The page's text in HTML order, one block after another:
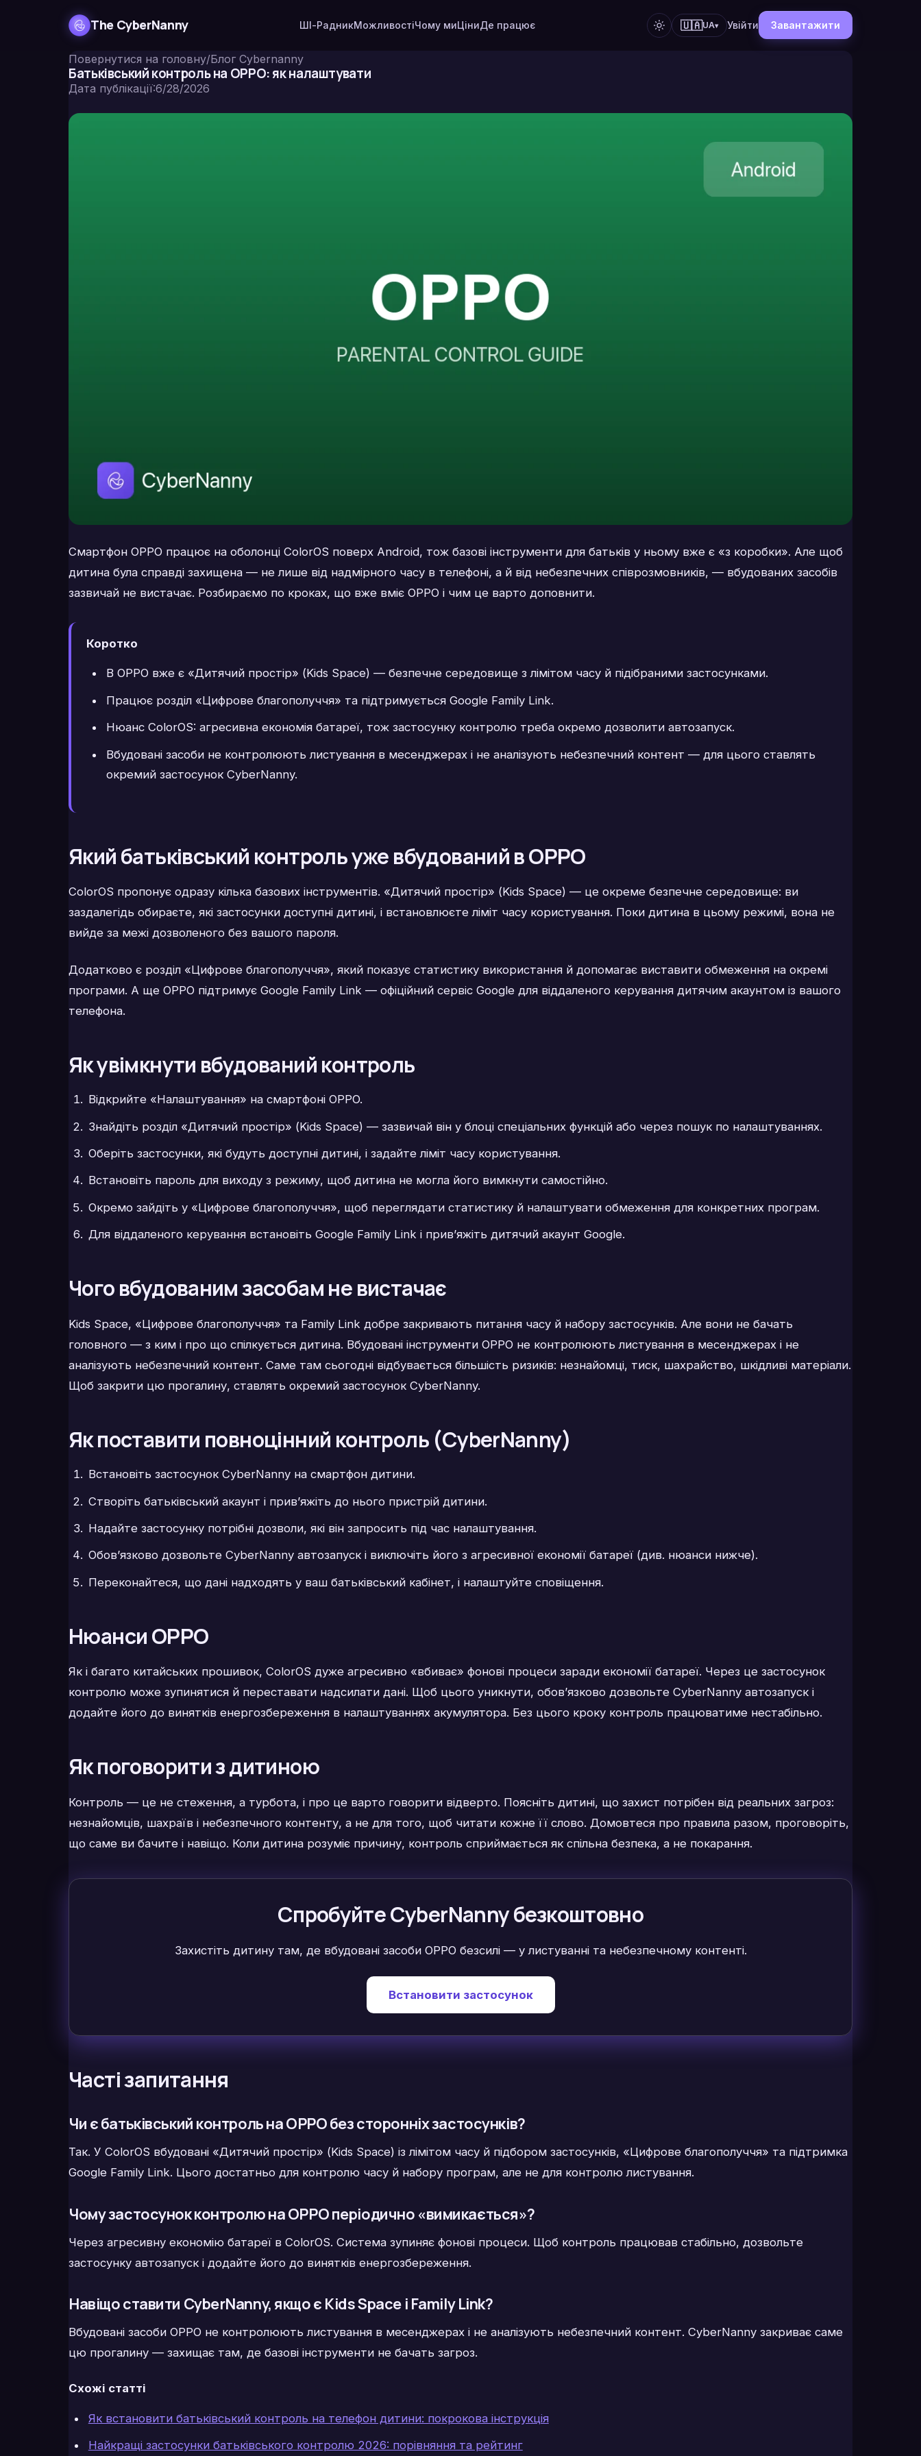
The CyberNanny ШІ-РадникМожливостіЧому миЦіниДе працює 🇺🇦UA▾ Увійти Завантажити
Повернутися на головну/Блог Cybernanny
Батьківський контроль на OPPO: як налаштувати
Дата публікації:6/28/2026
Смартфон OPPO працює на оболонці ColorOS поверх Android, тож базові інструменти для батьків у ньому вже є «з коробки». Але щоб
дитина була справді захищена — не лише від надмірного часу в телефоні, а й від небезпечних співрозмовників, — вбудованих засобів
зазвичай не вистачає. Розбираємо по кроках, що вже вміє OPPO і чим це варто доповнити.
Коротко
В OPPO вже є «Дитячий простір» (Kids Space) — безпечне середовище з лімітом часу й підібраними застосунками.
Працює розділ «Цифрове благополуччя» та підтримується Google Family Link.
Нюанс ColorOS: агресивна економія батареї, тож застосунку контролю треба окремо дозволити автозапуск.
Вбудовані засоби не контролюють листування в месенджерах і не аналізують небезпечний контент — для цього ставлять
окремий застосунок CyberNanny.
Який батьківський контроль уже вбудований в OPPO
ColorOS пропонує одразу кілька базових інструментів. «Дитячий простір» (Kids Space) — це окреме безпечне середовище: ви
заздалегідь обираєте, які застосунки доступні дитині, і встановлюєте ліміт часу користування. Поки дитина в цьому режимі, вона не
вийде за межі дозволеного без вашого пароля.
Додатково є розділ «Цифрове благополуччя», який показує статистику використання й допомагає виставити обмеження на окремі
програми. А ще OPPO підтримує Google Family Link — офіційний сервіс Google для віддаленого керування дитячим акаунтом із вашого
телефона.
Як увімкнути вбудований контроль
Відкрийте «Налаштування» на смартфоні OPPO.
Знайдіть розділ «Дитячий простір» (Kids Space) — зазвичай він у блоці спеціальних функцій або через пошук по налаштуваннях.
Оберіть застосунки, які будуть доступні дитині, і задайте ліміт часу користування.
Встановіть пароль для виходу з режиму, щоб дитина не могла його вимкнути самостійно.
Окремо зайдіть у «Цифрове благополуччя», щоб переглядати статистику й налаштувати обмеження для конкретних програм.
Для віддаленого керування встановіть Google Family Link і прив’яжіть дитячий акаунт Google.
Чого вбудованим засобам не вистачає
Kids Space, «Цифрове благополуччя» та Family Link добре закривають питання часу й набору застосунків. Але вони не бачать
головного — з ким і про що спілкується дитина. Вбудовані інструменти OPPO не контролюють листування в месенджерах і не
аналізують небезпечний контент. Саме там сьогодні відбувається більшість ризиків: незнайомці, тиск, шахрайство, шкідливі матеріали.
Щоб закрити цю прогалину, ставлять окремий застосунок CyberNanny.
Як поставити повноцінний контроль (CyberNanny)
Встановіть застосунок CyberNanny на смартфон дитини.
Створіть батьківський акаунт і прив’яжіть до нього пристрій дитини.
Надайте застосунку потрібні дозволи, які він запросить під час налаштування.
Обов’язково дозвольте CyberNanny автозапуск і виключіть його з агресивної економії батареї (див. нюанси нижче).
Переконайтеся, що дані надходять у ваш батьківський кабінет, і налаштуйте сповіщення.
Нюанси OPPO
Як і багато китайських прошивок, ColorOS дуже агресивно «вбиває» фонові процеси заради економії батареї. Через це застосунок
контролю може зупинятися й переставати надсилати дані. Щоб цього уникнути, обов’язково дозвольте CyberNanny автозапуск і
додайте його до винятків енергозбереження в налаштуваннях акумулятора. Без цього кроку контроль працюватиме нестабільно.
Як поговорити з дитиною
Контроль — це не стеження, а турбота, і про це варто говорити відверто. Поясніть дитині, що захист потрібен від реальних загроз:
незнайомців, шахраїв і небезпечного контенту, а не для того, щоб читати кожне її слово. Домовтеся про правила разом, проговоріть,
що саме ви бачите і навіщо. Коли дитина розуміє причину, контроль сприймається як спільна безпека, а не покарання.
Спробуйте CyberNanny безкоштовно
Захистіть дитину там, де вбудовані засоби OPPO безсилі — у листуванні та небезпечному контенті.
Встановити застосунок
Часті запитання
Чи є батьківський контроль на OPPO без сторонніх застосунків?
Так. У ColorOS вбудовані «Дитячий простір» (Kids Space) із лімітом часу й підбором застосунків, «Цифрове благополуччя» та підтримка
Google Family Link. Цього достатньо для контролю часу й набору програм, але не для контролю листування.
Чому застосунок контролю на OPPO періодично «вимикається»?
Через агресивну економію батареї в ColorOS. Система зупиняє фонові процеси. Щоб контроль працював стабільно, дозвольте
застосунку автозапуск і додайте його до винятків енергозбереження.
Навіщо ставити CyberNanny, якщо є Kids Space і Family Link?
Вбудовані засоби OPPO не контролюють листування в месенджерах і не аналізують небезпечний контент. CyberNanny закриває саме
цю прогалину — захищає там, де базові інструменти не бачать загроз.
Схожі статті
Як встановити батьківський контроль на телефон дитини: покрокова інструкція
Найкращі застосунки батьківського контролю 2026: порівняння та рейтинг